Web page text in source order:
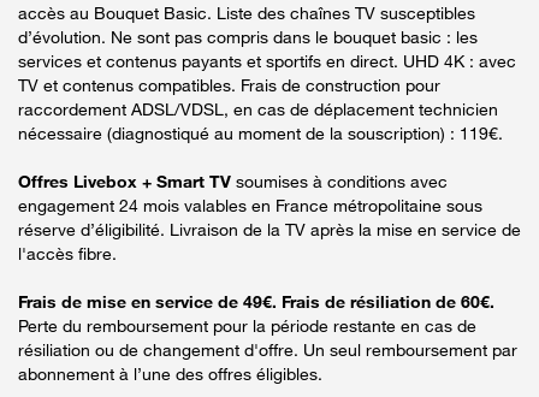
accès au Bouquet Basic. Liste des chaînes TV susceptibles
d’évolution. Ne sont pas compris dans le bouquet basic : les
services et contenus payants et sportifs en direct. UHD 4K : avec
TV et contenus compatibles. Frais de construction pour
raccordement ADSL/VDSL, en cas de déplacement technicien
nécessaire (diagnostiqué au moment de la souscription) : 119€.
Offres Livebox + Smart TV soumises à conditions avec
engagement 24 mois valables en France métropolitaine sous
réserve d’éligibilité. Livraison de la TV après la mise en service de
l'accès fibre.
Frais de mise en service de 49€. Frais de résiliation de 60€.
Perte du remboursement pour la période restante en cas de
résiliation ou de changement d'offre. Un seul remboursement par
abonnement à l’une des offres éligibles.